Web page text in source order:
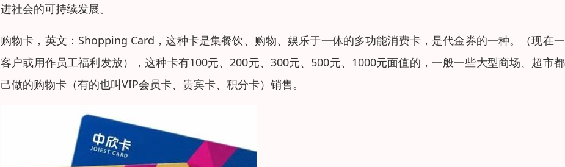
进社会的可持续发展。
购物卡，英文：Shopping Card，这种卡是集餐饮、购物、娱乐于一体的多功能消费卡，是代金券的一种。（现在
客户或用作员工福利发放），这种卡有100元、200元、300元、500元、1000元面值的，一般一些大型商场、超市
己做的购物卡（有的也叫VIP会员卡、贵宾卡、积分卡）销售。